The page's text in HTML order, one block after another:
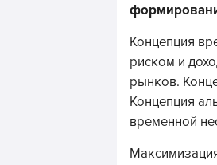
Концепция
риском и
рынков.
Концепция
временной